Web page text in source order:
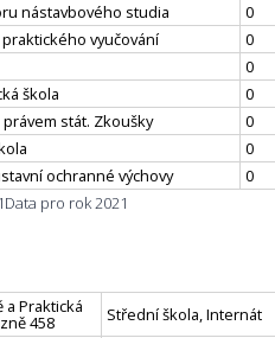
nástavbového studia
0
vyučování
0
0
škola
0
právem stát. Zkoušky
0
0
ochranné výchovy
0
Data pro rok 2021
Praktická
458
Střední škola, Internát